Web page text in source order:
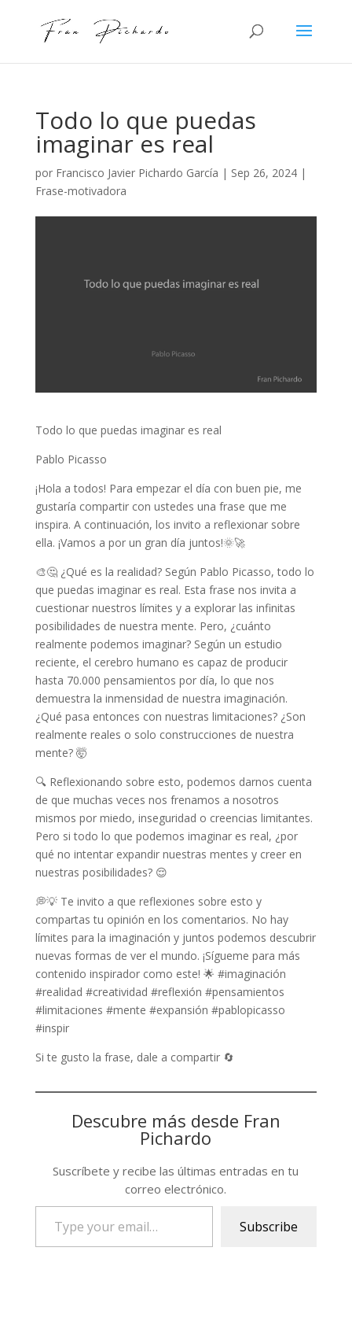
Todo lo que puedas
imaginar es real
por Francisco Javier Pichardo García | Sep 26, 2024|
Frase-motivadora
Todo lo que puedas imaginar es real
Pablo Picasso
¡Hola a todos! Para empezar el día con buen pie, me
gustaría compartir con ustedes una frase que me
inspira. A continuación, los invito a reflexionar sobre
ella. ¡Vamos a por un gran día juntos!🌞🚀
🎨🤔 ¿Qué es la realidad? Según Pablo Picasso, todo lo
que puedas imaginar es real. Esta frase nos invita a
cuestionar nuestros límites y a explorar las infinitas
posibilidades de nuestra mente. Pero, ¿cuánto
realmente podemos imaginar? Según un estudio
reciente, el cerebro humano es capaz de producir
hasta 70.000 pensamientos por día, lo que nos
demuestra la inmensidad de nuestra imaginación.
¿Qué pasa entonces con nuestras limitaciones? ¿Son
realmente reales o solo construcciones de nuestra
mente? 🤯
🔍 Reflexionando sobre esto, podemos darnos cuenta
de que muchas veces nos frenamos a nosotros
mismos por miedo, inseguridad o creencias limitantes.
Pero si todo lo que podemos imaginar es real, ¿por
qué no intentar expandir nuestras mentes y creer en
nuestras posibilidades? 😌
💭💡 Te invito a que reflexiones sobre esto y
compartas tu opinión en los comentarios. No hay
límites para la imaginación y juntos podemos descubrir
nuevas formas de ver el mundo. ¡Sígueme para más
contenido inspirador como este! 🌟 #imaginación
#realidad #creatividad #reflexión #pensamientos
#limitaciones #mente #expansión #pablopicasso
#inspir
Si te gusto la frase, dale a compartir 🔄
Descubre más desde Fran
Pichardo
Suscríbete y recibe las últimas entradas en tu
correo electrónico.
email…
Subscribe